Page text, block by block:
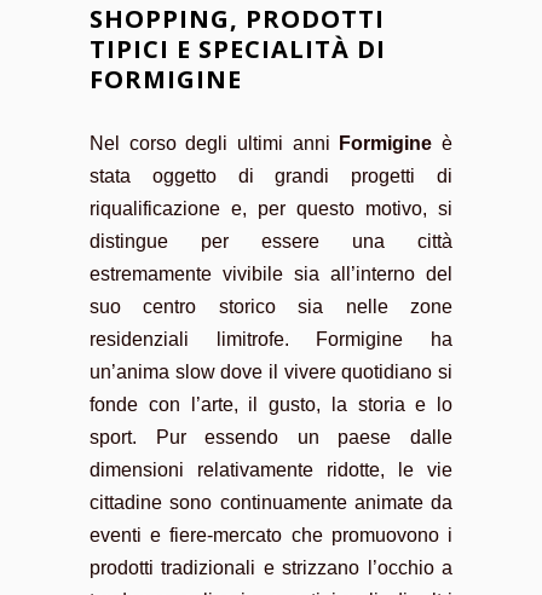
SHOPPING, PRODOTTI
TIPICI E SPECIALITÀ DI
FORMIGINE
Nel corso degli ultimi anni Formigine è
stata oggetto di grandi progetti di
riqualificazione e, per questo motivo, si
distingue per essere una città
estremamente vivibile sia all’interno del
suo centro storico sia nelle zone
residenziali limitrofe. Formigine ha
un’anima slow dove il vivere quotidiano si
fonde con l’arte, il gusto, la storia e lo
sport. Pur essendo un paese dalle
dimensioni relativamente ridotte, le vie
cittadine sono continuamente animate da
eventi e fiere-mercato che promuovono i
prodotti tradizionali e strizzano l’occhio a